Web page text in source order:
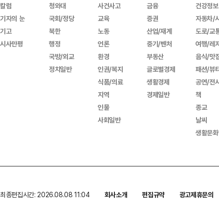
칼럼
기자의 눈
기고
시사만평
청와대
국회/정당
북한
행정
국방/외교
정치일반
사건사고
교육
노동
언론
환경
인권/복지
식품/의료
지역
인물
사회일반
금융
증권
산업/재계
중기/벤처
부동산
글로벌경제
생활경제
경제일반
건강정보
자동차/
도로/교
여행/레
음식/맛
패션/뷰
공연/전
책
종교
날씨
생활문
최종편집시간: 2026.08.08 11:04 회사소개 편집규약
광고제휴문의